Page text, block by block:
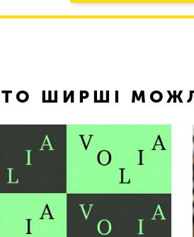
ШИРШІ